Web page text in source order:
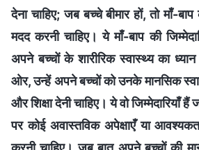
देना चाहिए; जब बच्चे बीमार हों, तो माँ-
मदद करनी चाहिए। ये माँ-बाप की
अपने बच्चों के शारीरिक स्वास्थ्य का ध्यान
ओर, उन्हें अपने बच्चों को उनके मानसिक
और शिक्षा देनी चाहिए। ये वो जिम्मेदारियाँ
पर कोई अवास्तविक अपेक्षाएँ या